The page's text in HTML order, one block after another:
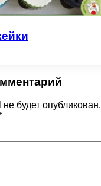
будет опубликован.